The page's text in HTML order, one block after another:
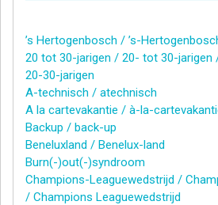
’s Hertogenbosch / ’s-
20 tot 30-jarigen / 20- tot 30-
20-30-jarigen
A-technisch / atechnisch
A la cartevakantie / à-la-
Backup / back-up
Beneluxland / Benelux-land
Burn(-)out(-)syndroom
Champions-Leaguewedstrijd /
/ Champions Leaguewedstrijd